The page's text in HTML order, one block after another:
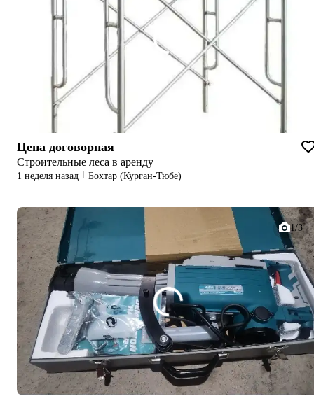
Цена договорная
Строительные леса в аренду
1 неделя назад Бохтар (Курган-Тюбе)
1/3